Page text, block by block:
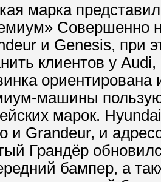
марка
Совершенно
и Genesis, при
клиентов у
ориентирована
машины
марок.
и Grandeur, и
Грандёр
бампер, а